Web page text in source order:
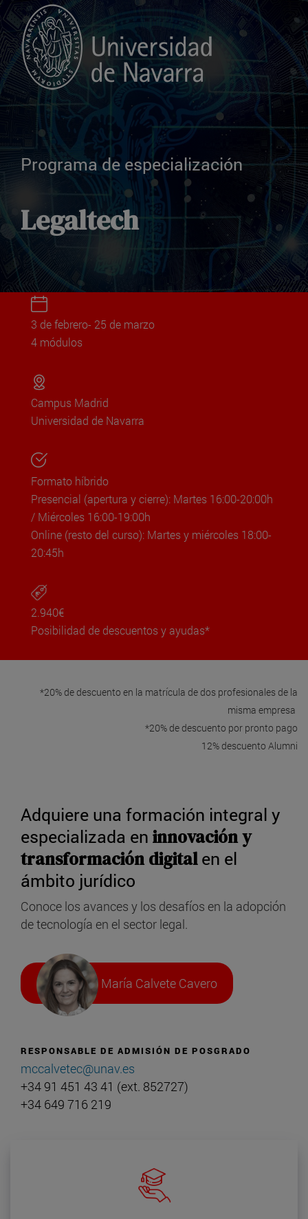
Programa de especialización
Legaltech
3 de febrero- 25 de marzo
4 módulos
Campus Madrid
Universidad de Navarra
Formato híbrido
Presencial (apertura y cierre): Martes 16:00-20:00h
/ Miércoles 16:00-19:00h
Online (resto del curso): Martes y miércoles 18:00-
20:45h
2.940€
Posibilidad de descuentos y ayudas*
*20% de descuento en la matrícula de dos profesionales de la
misma empresa
*20% de descuento por pronto pago
12% descuento Alumni
Adquiere una formación integral y
especializada en innovación y
transformación digitalen el
ámbito jurídico
Conoce los avances y los desafíos en la adopción
de tecnología en el sector legal.
María Calvete Cavero
RESPONSABLE DE ADMISIÓN DE POSGRADO
mccalvetec@unav.es
+34 91 451 43 41 (ext. 852727)
+34 649 716 219